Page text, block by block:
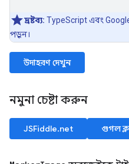
দ্রষ্টব্য: TypeScript এবং
পড়ুন।
উদাহরণ দেখুন
নমুনা চেষ্টা করুন
JSFiddle.net গুগল